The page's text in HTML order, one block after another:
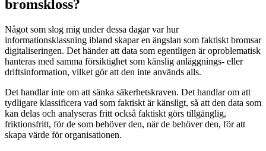
bromskloss?
Något som slog mig under dessa dagar var hur
informationsklassning ibland skapar en ängslan som faktiskt bromsar
digitaliseringen. Det händer att data som egentligen är oproblematisk
hanteras med samma försiktighet som känslig anläggnings- eller
driftsinformation, vilket gör att den inte används alls.
Det handlar inte om att sänka säkerhetskraven. Det handlar om att
tydligare klassificera vad som faktiskt är känsligt, så att den data som
kan delas och analyseras fritt också faktiskt görs tillgänglig,
friktionsfritt, för de som behöver den, när de behöver den, för att
skapa värde för organisationen.